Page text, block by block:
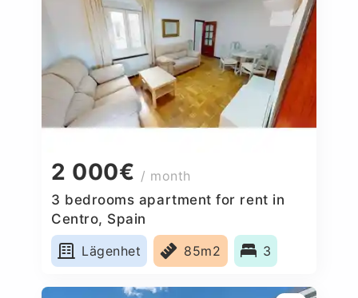
2 000€ / month
3 bedrooms apartment for rent in
Centro, Spain
Lägenhet
85m2 3